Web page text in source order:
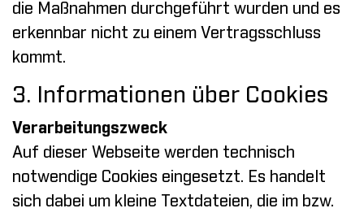
die Maßnahmen durchgeführt wurden und es
erkennbar nicht zu einem Vertragsschluss
kommt.
3. Informationen über Cookies
Verarbeitungszweck
Auf dieser Webseite werden technisch
notwendige Cookies eingesetzt. Es handelt
sich dabei um kleine Textdateien, die im bzw.